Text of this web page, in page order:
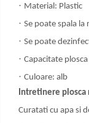
· Material: Plastic
· Se poate spala la
· Se poate
· Capacitate
· Culoare: alb
Intretinere plosca
Curatati cu apa si